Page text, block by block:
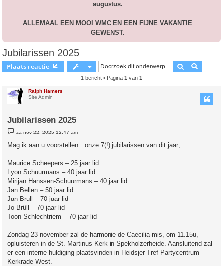
augustus.
ALLEMAAL EEN MOOI WMC EN EEN FIJNE VAKANTIE
GEWENST.
Jubilarissen 2025
Plaats reactie Zoek
1 bericht • Pagina 1 van 1
Ralph Hamers
Site Admin
Jubilarissen 2025
e
i
t
za nov 22, 2025 12:47 am
Mag ik aan u voorstellen…onze 7(!) jubilarissen van dit jaar;
Maurice Scheepers – 25 jaar lid
Lyon Schuurmans – 40 jaar lid
Mirijan Hanssen-Schuurmans – 40 jaar lid
Jan Bellen – 50 jaar lid
Jan Brull – 70 jaar lid
Jo Brüll – 70 jaar lid
Toon Schlechtriem – 70 jaar lid
Zondag 23 november zal de harmonie de Caecilia-mis, om 11.15u,
opluisteren in de St. Martinus Kerk in Spekholzerheide. Aansluitend zal
er een interne huldiging plaatsvinden in Heidsjer Tref Partycentrum
Kerkrade-West.